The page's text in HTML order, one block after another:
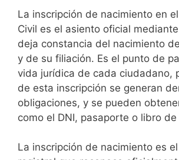
La inscripción de nacimiento en
Civil es el asiento oficial
deja constancia del nacimiento
y de su filiación. Es el punto de
vida jurídica de cada ciudadano,
de esta inscripción se generan
obligaciones, y se pueden
como el DNI, pasaporte o libro
La inscripción de nacimiento es